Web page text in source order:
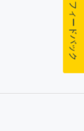
フィードバック